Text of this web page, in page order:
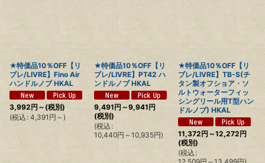
★特価品10％OFF【リ
ブレ/LIVRE】Fino Air
ハンドルノブ HKAL
3,992円 ～ (税別)
(税込 : 4,391 円 ～)
★特価品10％OFF【リ
ブレ/LIVRE】PT42 ハ
ンドルノブ HKAL
9,491円 ～9,941円
(税別)
(税込 :
10,440円 ～10,935円)
★特価品10％OFF【リ
ブレ/LIVRE】TB-S(チ
タン製オフショア・ソ
ルトウォーターフィッ
シングリール用T型ハン
ドルノブ) HKAL
11,372円 ～12,272円
(税別)
(税込 :